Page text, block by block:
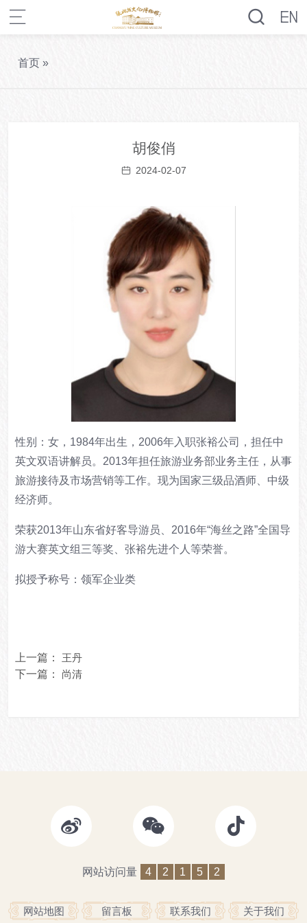
首页 »
胡俊俏
2024-02-07
性别：女，1984年出生，2006年入职张裕公司，担任中
英文双语讲解员。2013年担任旅游业务部业务主任，从事
旅游接待及市场营销等工作。现为国家三级品酒师、中级
经济师。
荣获2013年山东省好客导游员、2016年“海丝之路”全国导
游大赛英文组三等奖、张裕先进个人等荣誉。
拟授予称号：领军企业类
上一篇：
王丹
下一篇：
尚清
网站访问量 4 2 1 5 2
网站地图 留言板 联系我们 关于我们